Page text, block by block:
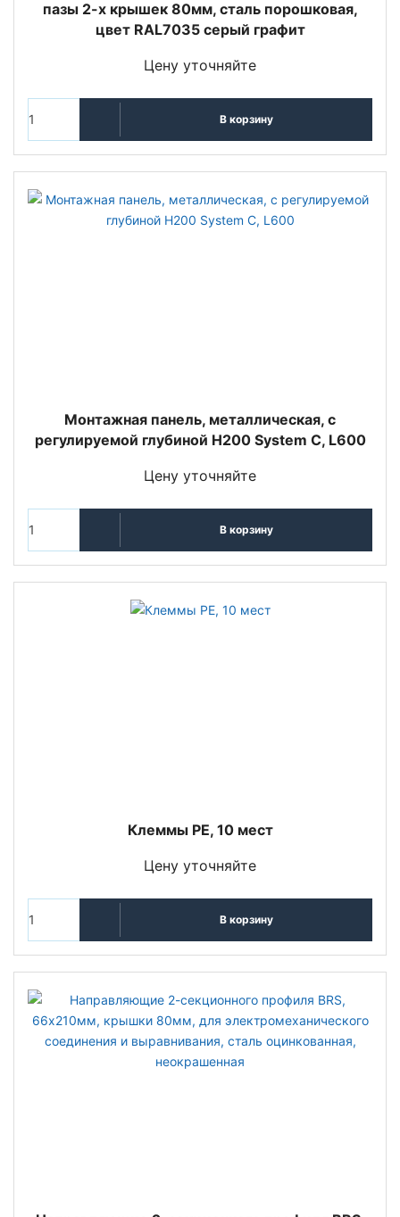
пазы 2-х крышек 80мм, сталь порошковая,
цвет RAL7035 серый графит
Цену уточняйте
В корзину
Монтажная панель, металлическая, с
регулируемой глубиной H200 System C, L600
Цену уточняйте
В корзину
Клеммы РЕ, 10 мест
Цену уточняйте
В корзину